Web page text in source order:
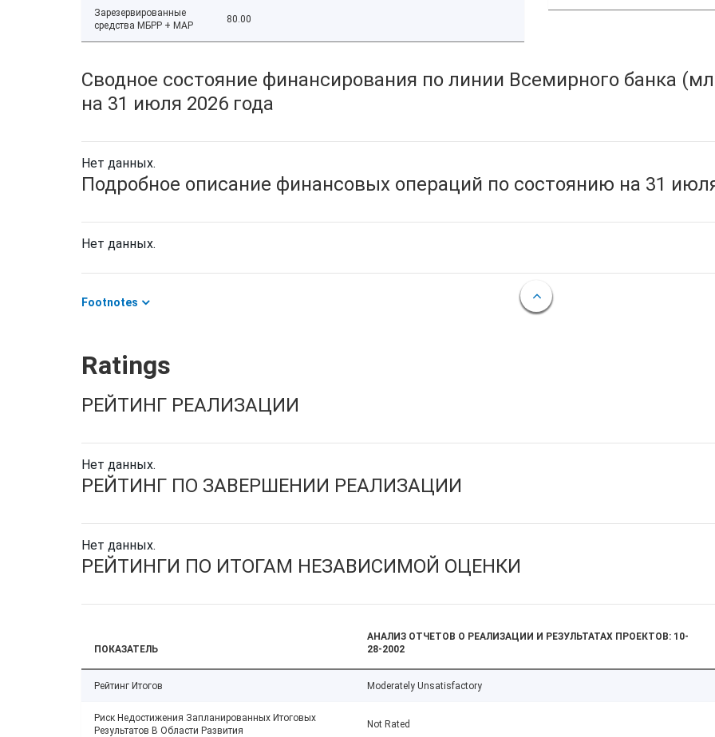
Зарезервированные
средства МБРР + МАР
80.00
Сводное состояние финансирования по линии Всемирного банка
на 31 июля 2026 года
Нет данных.
Подробное описание финансовых операций по состоянию на 31
Нет данных.
Footnotes
Ratings
РЕЙТИНГ РЕАЛИЗАЦИИ
Нет данных.
РЕЙТИНГ ПО ЗАВЕРШЕНИИ РЕАЛИЗАЦИИ
Нет данных.
РЕЙТИНГИ ПО ИТОГАМ НЕЗАВИСИМОЙ ОЦЕНКИ
ПОКАЗАТЕЛЬ
АНАЛИЗ ОТЧЕТОВ О РЕАЛИЗАЦИИ И РЕЗУЛЬТАТАХ ПРОЕКТОВ: 10-
28-2002
Рейтинг Итогов Moderately Unsatisfactory
Риск Недостижения Запланированных Итоговых
Результатов В Области Развития
Not Rated